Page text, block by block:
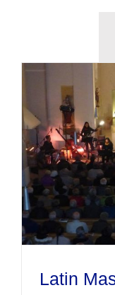
Latin